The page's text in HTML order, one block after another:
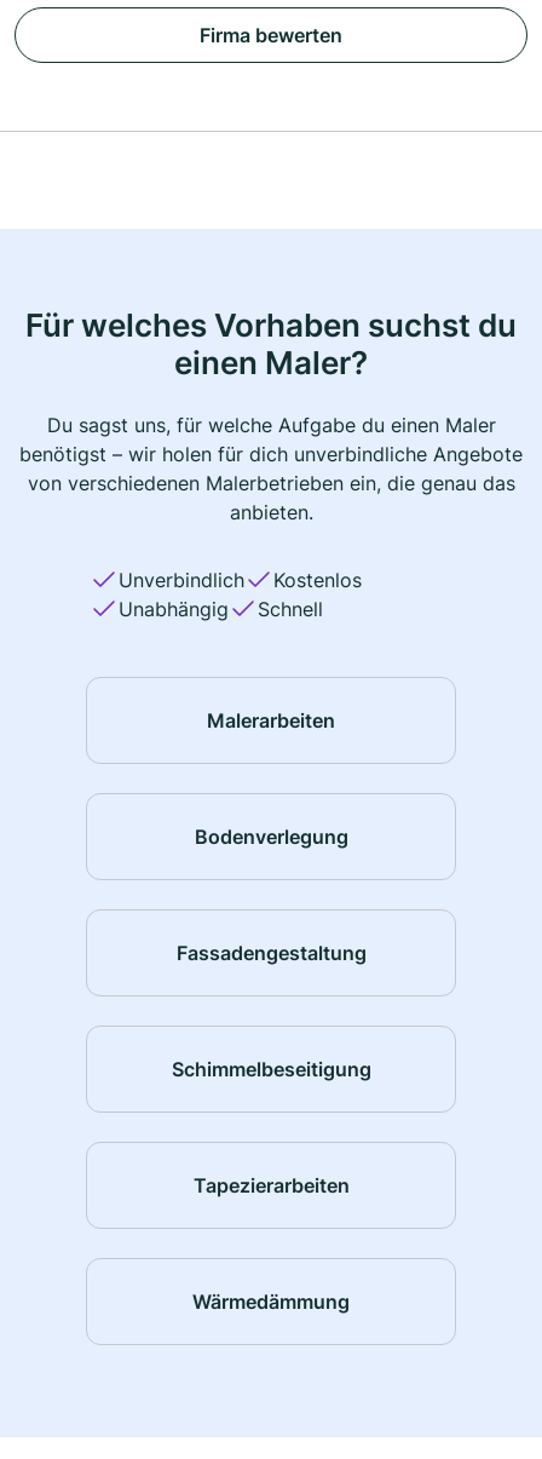
Firma bewerten
Für welches Vorhaben suchst du
einen Maler?
Du sagst uns, für welche Aufgabe du einen Maler
benötigst – wir holen für dich unverbindliche Angebote
von verschiedenen Malerbetrieben ein, die genau das
anbieten.
Unverbindlich
Kostenlos
Unabhängig
Schnell
Malerarbeiten
Bodenverlegung
Fassadengestaltung
Schimmelbeseitigung
Tapezierarbeiten
Wärmedämmung